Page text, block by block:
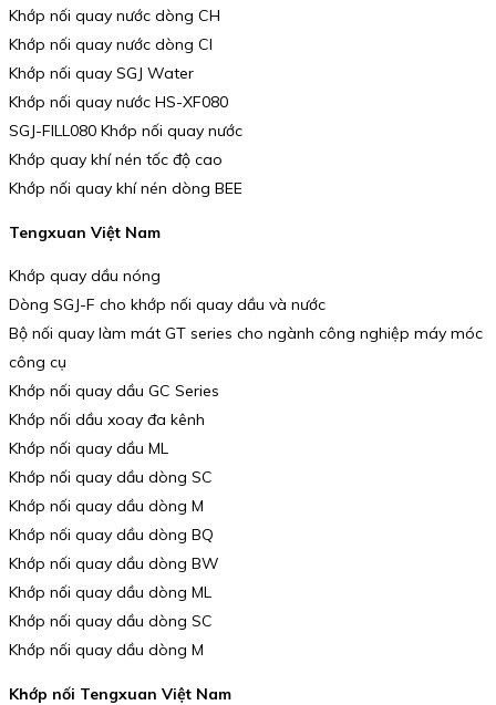
Khớp nối quay nước dòng CH
Khớp nối quay nước dòng CI
Khớp nối quay SGJ Water
Khớp nối quay nước HS-XF080
SGJ-FILL080 Khớp nối quay nước
Khớp quay khí nén tốc độ cao
Khớp nối quay khí nén dòng BEE
Tengxuan Việt Nam
Khớp quay dầu nóng
Dòng SGJ-F cho khớp nối quay dầu và nước
Bộ nối quay làm mát GT series cho ngành công nghiệp máy móc
công cụ
Khớp nối quay dầu GC Series
Khớp nối dầu xoay đa kênh
Khớp nối quay dầu ML
Khớp nối quay dầu dòng SC
Khớp nối quay dầu dòng M
Khớp nối quay dầu dòng BQ
Khớp nối quay dầu dòng BW
Khớp nối quay dầu dòng ML
Khớp nối quay dầu dòng SC
Khớp nối quay dầu dòng M
Khớp nối Tengxuan Việt Nam